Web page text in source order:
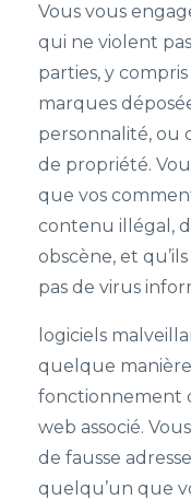
Vous vous
qui ne violent
parties, y
marques
personnalité, ou
de propriété.
que vos
contenu illégal,
obscène, et
pas de virus
logiciels
quelque
fonctionnement
web associé.
de fausse
quelqu’un que